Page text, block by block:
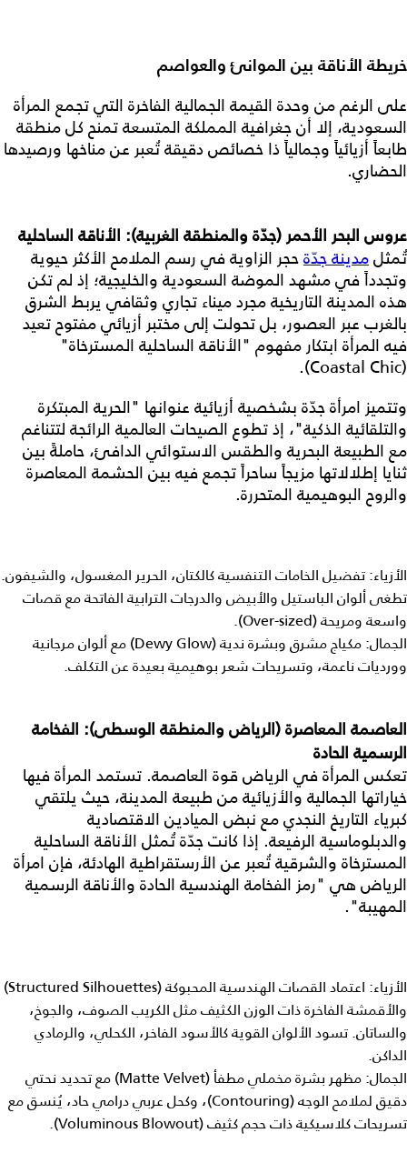
خريطة الأناقة بين الموانئ والعواصم
على الرغم من وحدة القيمة الجمالية الفاخرة التي تجمع المرأة
السعودية، إلا أن جغرافية المملكة المتسعة تمنح كل منطقة
طابعاً أزيائياً وجمالياً ذا خصائص دقيقة تُعبر عن مناخها ورصيدها
الحضاري.
عروس البحر الأحمر (جدّة والمنطقة الغربية): الأناقة الساحلية
تُمثلمدينة جدّةحجر الزاوية في رسم الملامح الأكثر حيوية
وتجدداً في مشهد الموضة السعودية والخليجية؛ إذ لم تكن
هذه المدينة التاريخية مجرد ميناء تجاري وثقافي يربط الشرق
بالغرب عبر العصور، بل تحولت إلى مختبر أزيائي مفتوح تعيد
فيه المرأة ابتكار مفهوم "الأناقة الساحلية المسترخاة"
(Coastal Chic).
وتتميز امرأة جدّة بشخصية أزيائية عنوانها "الحرية المبتكرة
والتلقائية الذكية"، إذ تطوع الصيحات العالمية الرائجة لتتناغم
مع الطبيعة البحرية والطقس الاستوائي الدافئ، حاملةً بين
ثنايا إطلالاتها مزيجاً ساحراً تجمع فيه بين الحشمة المعاصرة
والروح البوهيمية المتحررة.
الأزياء: تفضيل الخامات التنفسية كالكتان، الحرير المغسول، والشيفون.
تطغى ألوان الباستيل والأبيض والدرجات الترابية الفاتحة مع قصات
واسعة ومريحة (Over-sized).
الجمال: مكياج مشرق وبشرة ندية (Dewy Glow) مع ألوان مرجانية
وورديات ناعمة، وتسريحات شعر بوهيمية بعيدة عن التكلف.
العاصمة المعاصرة (الرياض والمنطقة الوسطى): الفخامة
الرسمية الحادة
تعكس المرأة في الرياض قوة العاصمة. تستمد المرأة فيها
خياراتها الجمالية والأزيائية من طبيعة المدينة، حيث يلتقي
كبرياء التاريخ النجدي مع نبض الميادين الاقتصادية
والدبلوماسية الرفيعة. إذا كانت جدّة تُمثل الأناقة الساحلية
المسترخاة والشرقية تُعبر عن الأرستقراطية الهادئة، فإن امرأة
الرياض هي "رمز الفخامة الهندسية الحادة والأناقة الرسمية
المهيبة".
الأزياء: اعتماد القصات الهندسية المحبوكة (Structured Silhouettes)
والأقمشة الفاخرة ذات الوزن الكثيف مثل الكريب الصوف، والجوخ،
والساتان. تسود الألوان القوية كالأسود الفاخر، الكحلي، والرمادي
الداكن.
الجمال: مظهر بشرة مخملي مطفأ (Matte Velvet) مع تحديد نحتي
دقيق لملامح الوجه (Contouring)، وكحل عربي درامي حاد، يُنسق مع
تسريحات كلاسيكية ذات حجم كثيف (Voluminous Blowout).